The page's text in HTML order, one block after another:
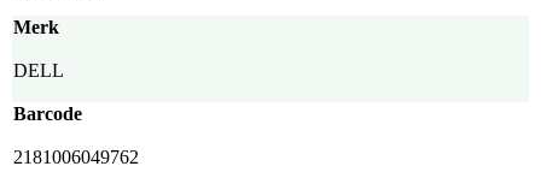
Merk
DELL
Barcode
2181006049762